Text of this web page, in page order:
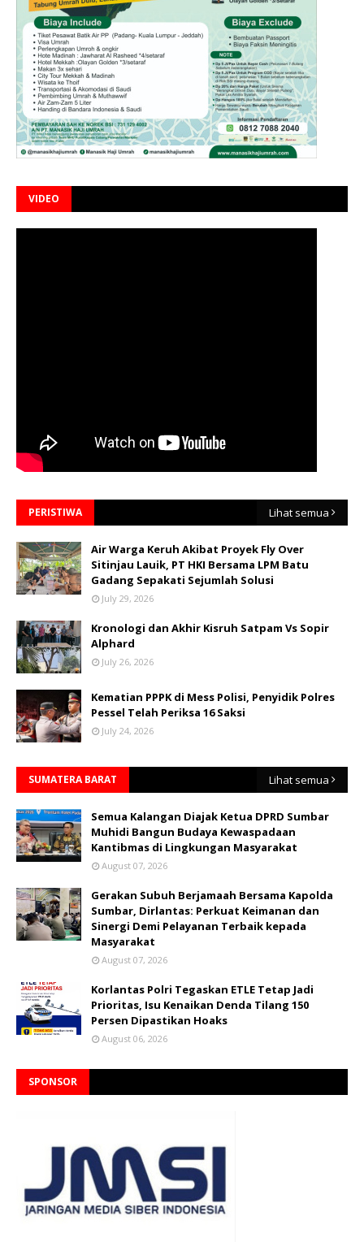
VIDEO
PERISTIWA Lihat semua
Air Warga Keruh Akibat Proyek Fly Over
Sitinjau Lauik, PT HKI Bersama LPM Batu
Gadang Sepakati Sejumlah Solusi
July 29, 2026
Kronologi dan Akhir Kisruh Satpam Vs Sopir
Alphard
July 26, 2026
Kematian PPPK di Mess Polisi, Penyidik Polres
Pessel Telah Periksa 16 Saksi
July 24, 2026
SUMATERA BARAT Lihat semua
Semua Kalangan Diajak Ketua DPRD Sumbar
Muhidi Bangun Budaya Kewaspadaan
Kantibmas di Lingkungan Masyarakat
August 07, 2026
Gerakan Subuh Berjamaah Bersama Kapolda
Sumbar, Dirlantas: Perkuat Keimanan dan
Sinergi Demi Pelayanan Terbaik kepada
Masyarakat
August 07, 2026
Korlantas Polri Tegaskan ETLE Tetap Jadi
Prioritas, Isu Kenaikan Denda Tilang 150
Persen Dipastikan Hoaks
August 06, 2026
SPONSOR